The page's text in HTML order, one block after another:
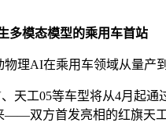
多模态模型的乘用车首站
理AI在乘用车领域从量产
天工05等车型将从4月起
双方首发亮相的红旗天